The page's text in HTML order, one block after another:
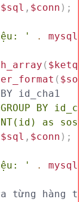
$sql , $conn ) ;
' .
(
(
id_cha1
BY
as
$sql , $conn ) ;
' .